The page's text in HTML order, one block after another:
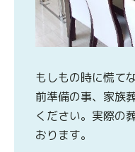
もしもの時に慌て
前準備の事、家族
ください。実際の
おります。